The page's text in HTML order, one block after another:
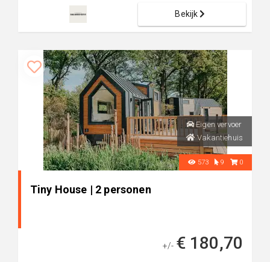
Bekijk
Eigen vervoer
Vakantiehuis
573 9 0
Tiny House | 2 personen
+/- € 180,70